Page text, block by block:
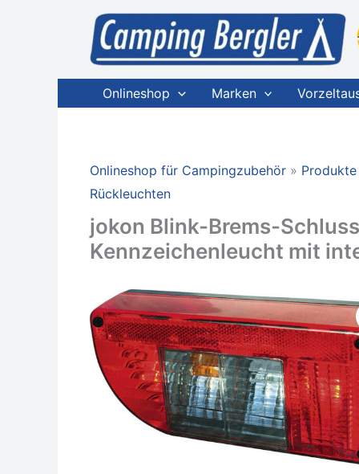
Onlineshop Marken
Onlineshop für Campingzubehör Produkte
Rückleuchten
jokon Blink-Brems-
Kennzeichenleucht mit